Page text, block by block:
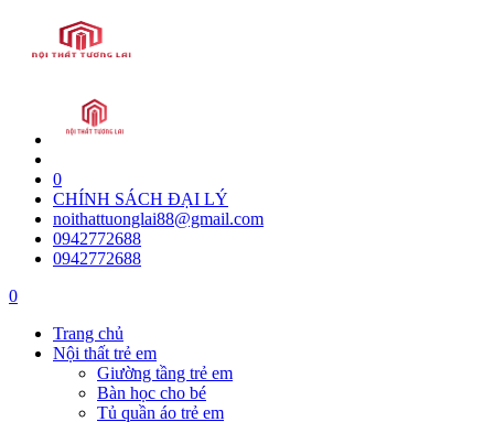
0
CHÍNH SÁCH ĐẠI LÝ
noithattuonglai88@gmail.com
0942772688
0942772688
0
Trang chủ
Nội thất trẻ em
Giường tầng trẻ em
Bàn học cho bé
Tủ quần áo trẻ em